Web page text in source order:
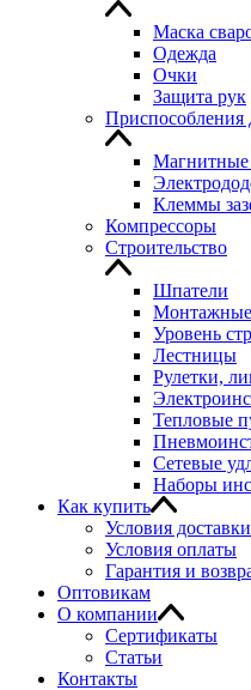
Маска
Одежда
Очки
Защита рук
Приспособления
Магнитные
Клеммы
Компрессоры
Строительство
Шпатели
Уровень
Лестницы
Рулетки,
Тепловые
Сетевые
Наборы
Как купить
Условия доставки
Условия оплаты
Гарантия и
Оптовикам
О компании
Сертификаты
Статьи
Контакты